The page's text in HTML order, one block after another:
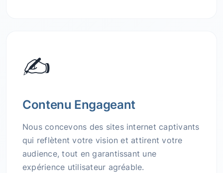
✍️
Contenu Engageant
Nous concevons des sites internet captivants
qui reflètent votre vision et attirent votre
audience, tout en garantissant une
expérience utilisateur agréable.